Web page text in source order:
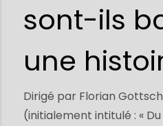
sont-ils
une
Dirigé par Florian
(initialement intitulé : « Du